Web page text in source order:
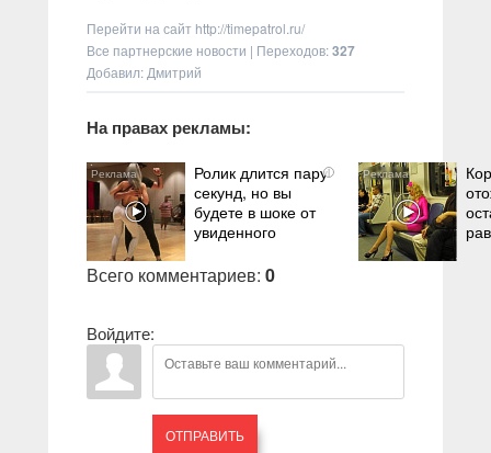
Перейти на сайт http://timepatrol.ru/
Все партнерские новости | Переходов:327
Добавил: Дмитрий
На правах рекламы:
i
Ролик длится пару
секунд, но вы
будете в шоке от
увиденного
Всего комментариев: 0
Войдите:
ОТПРАВИТЬ